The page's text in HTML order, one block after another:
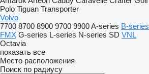
Polo Tiguan Transporter
Volvo
7700 8700 8900 9700 9900A-series B-series
FMX G-series L-series N-series SD VNL
Octavia
показать все
Место расположения
Поиск по радиусу